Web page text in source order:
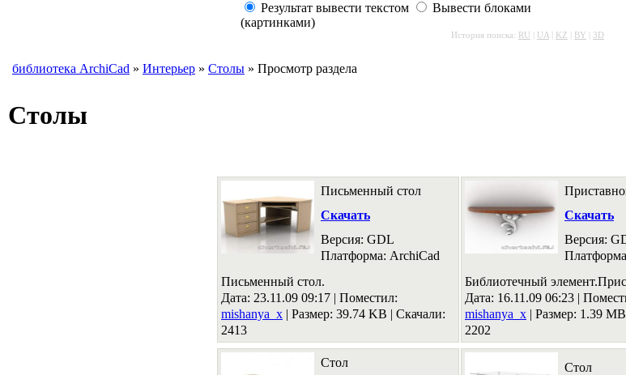
Результат вывести текстом
Вывести блоками
(картинками)
История поиска: RU UA KZ BY 3D
библиотека ArchiCad » Интерьер » Столы » Просмотр раздела
Столы
Письменный стол
Скачать
Версия: GDL
Платформа: ArchiCad
Письменный стол.
Дата: 23.11.09 09:17 | Поместил:
mishanya_x | Размер: 39.74 KB | Скачали:
2413
Скачать
Версия:
Библиотечный
Дата: 16.11.09 06:23 |
mishanya_x | Размер: 1.39 MB
2202
Стол
Стол